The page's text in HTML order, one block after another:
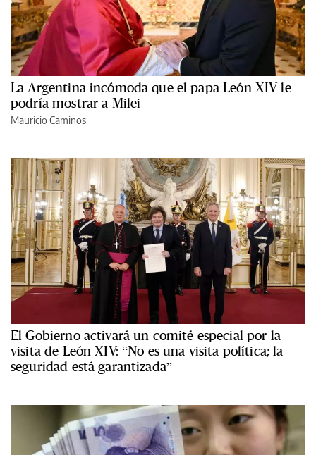
La Argentina incómoda que el papa León XIV le
podría mostrar a Milei
Mauricio Caminos
El Gobierno activará un comité especial por la
visita de León XIV: “No es una visita política; la
seguridad está garantizada”